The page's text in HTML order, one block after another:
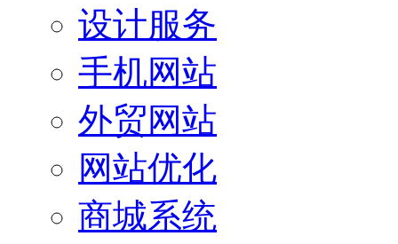
设计服务
手机网站
外贸网站
网站优化
商城系统